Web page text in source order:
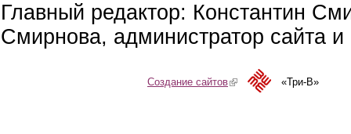
Главный редактор: Константин
Смирнова, администратор сайта
Создание сайтов(link is external)«Три-В»